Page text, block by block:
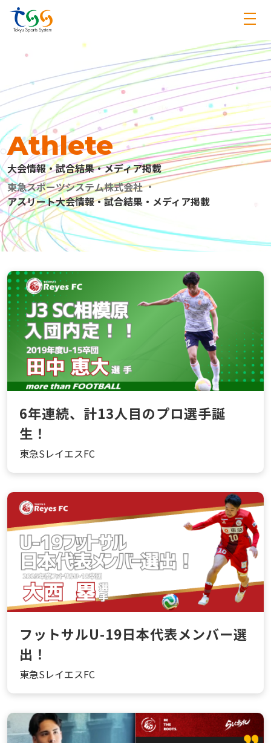
東急スポーツシステム株式会社
アスリート大会情報・試合結果・メディア掲載
Athlete
大会情報・試合結果・メディア掲載
6年連続、計13人目のプロ選手誕
生！
東急SレイエスFC
フットサルU-19日本代表メンバー選
出！
東急SレイエスFC